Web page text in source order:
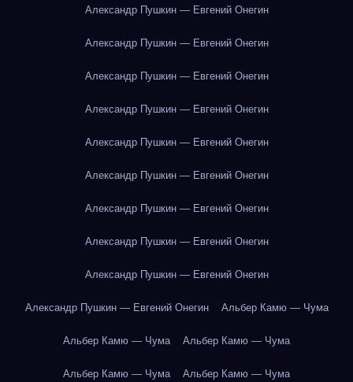
Александр Пушкин — Евгений Онегин
Александр Пушкин — Евгений Онегин
Александр Пушкин — Евгений Онегин
Александр Пушкин — Евгений Онегин
Александр Пушкин — Евгений Онегин
Александр Пушкин — Евгений Онегин
Александр Пушкин — Евгений Онегин
Александр Пушкин — Евгений Онегин
Александр Пушкин — Евгений Онегин
Александр Пушкин — Евгений Онегин Альбер Камю — Чума
Альбер Камю — Чума Альбер Камю — Чума
Альбер Камю — Чума Альбер Камю — Чума